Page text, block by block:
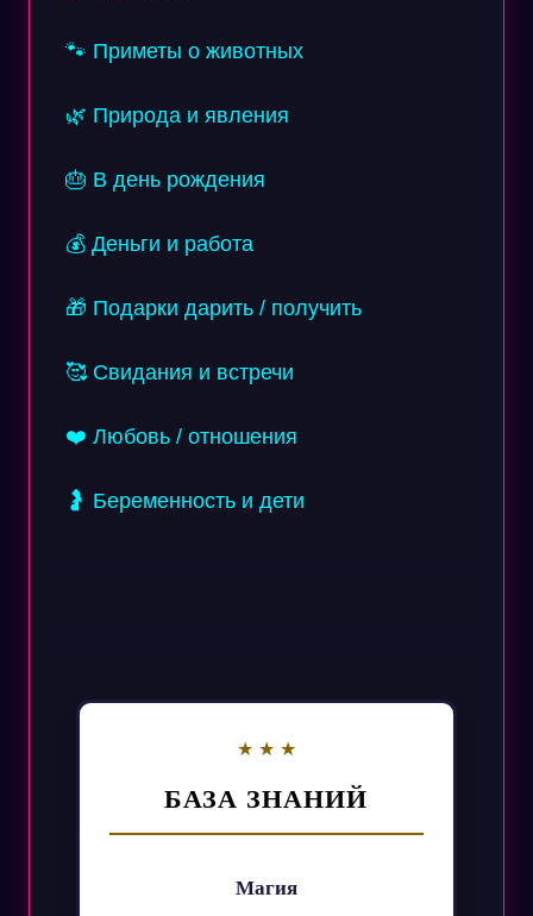
🐾 Приметы о животных
🌿 Природа и явления
🎂 В день рождения
💰 Деньги и работа
🎁 Подарки дарить / получить
🥰 Свидания и встречи
❤️ Любовь / отношения
🤰 Беременность и дети
БАЗА ЗНАНИЙ
Магия